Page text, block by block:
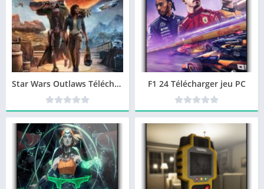
Star Wars Outlaws Télécharger jeu PC F1 24 Télécharger jeu PC